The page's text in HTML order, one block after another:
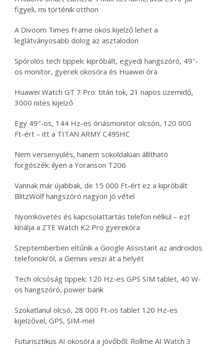
figyeli, mi történik otthon
A Divoom Times Frame okos kijelző lehet a
leglátványosabb dolog az asztalodon
Spórolós tech tippek: kipróbált, egyedi hangszóró, 49″-
os monitor, gyerek okosóra és Huawei óra
Huawei Watch GT 7 Pro: titán tok, 21 napos üzemidő,
3000 nites kijelző
Egy 49″-os, 144 Hz-es óriásmonitor olcsón, 120 000
Ft-ért – itt a TITAN ARMY C49SHC
Nem versenyülés, hanem sokoldalúan állítható
forgószék: ilyen a Yoranson T206
Vannak már újabbak, de 15 000 Ft-ért ez a kipróbált
BlitzWolf hangszóró nagyon jó vétel
Nyomkövetés és kapcsolattartás telefon nélkül – ezt
kínálja a ZTE Watch K2 Pro gyerekóra
Szeptemberben eltűnik a Google Assistant az androidos
telefonokról, a Gemini veszi át a helyét
Tech olcsóság tippek: 120 Hz-es GPS SIM tablet, 40 W-
os hangszóró, power bank
Szokatlanul olcsó, 28 000 Ft-os tablet 120 Hz-es
kijelzővel, GPS, SIM-mel
Futurisztikus AI okosóra a jövőből: Rollme AI Watch 3